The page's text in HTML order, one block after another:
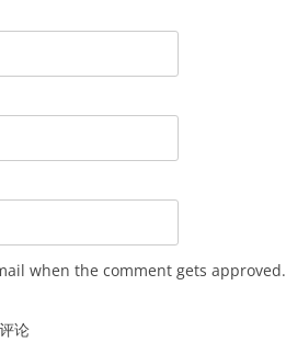
when the comment gets approved.
论